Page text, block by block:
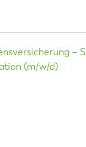
–
(m/w/d)